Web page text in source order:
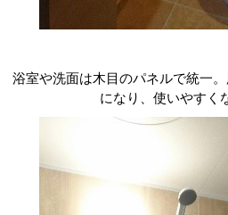
浴室や洗面は木目のパネルで統一
になり、使いやすく